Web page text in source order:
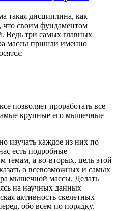
такая дисциплина, как
что своим фундаментом
Ведь три самых главных
массы пришли именно
позволяет проработать все
крупные его мышечные
изучать каждое из них по
есть подробные
темам, а во-вторых, цель этой
о всевозможных и самых
мышечной массы. Делать
на научных данных
активность скелетных
обо всем по порядку.